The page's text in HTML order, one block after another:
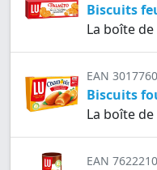
Biscuits
La boîte de
EAN
Biscuits
La boîte de
EAN